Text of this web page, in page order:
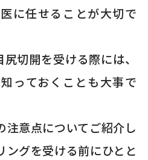
に任せることが大切で
切開を受ける際には、
っておくことも大事で
注意点についてご紹介し
ングを受ける前にひとと